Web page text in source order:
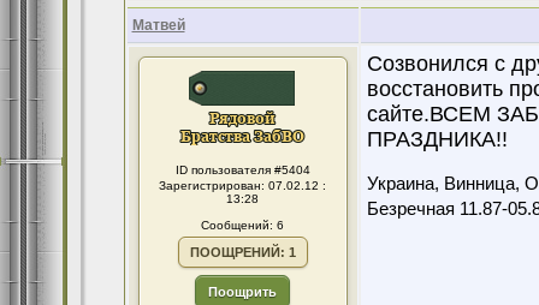
Матвей
ID пользователя #5404
Зарегистрирован: 07.02.12 :
13:28
Сообщений: 6
ПООЩРЕНИЙ: 1
Поощрить
Созвонился с
восстановить
сайте.ВСЕМ
ПРАЗДНИКА!!
Украина, Винница,
Безречная 11.87-